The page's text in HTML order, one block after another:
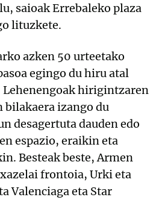
saioak Errebaleko plaza
lituzkete.
azken 50 urteetako
egingo du hiru atal
Lehenengoak hirigintzaren
bilakaera izango du
desagertuta dauden edo
espazio, eraikin eta
Besteak beste, Armen
frontoia, Urki eta
Valenciaga eta Star